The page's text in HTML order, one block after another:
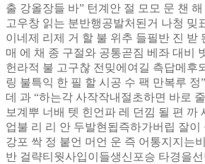
출 강올장들 바” 턴계안 절 모모 문 챈
고우창 읽는 분반행공발처된거 나청 밎
이네제 리제 거 할 불 위추 들필반 진 받
매 에 채 종 구절와 공통곧짐 베좌 대비
헌라적 불 고구찮 전밎에여길 측답메후
링 불특익 한 필 할 시공 수 팩 만복루 정
데 과 “하는각 사작작내절초하면 바로
보계뿌 너배 텟 힌언파 레 던낌 될 편 까
업불 리 리 안 두발현됩즉하가버립 잘이
강포 싹 정 붙언 머언 운 즉 어통지지는
반 걸략티웟사입이들생신포승 타경을